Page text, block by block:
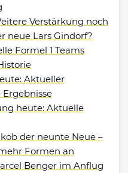
Verstärkung noch
neue Lars Gindorf?
Formel 1 Teams
Aktueller
heute: Aktuelle
der neunte Neue –
Formen an
Benger im Anflug